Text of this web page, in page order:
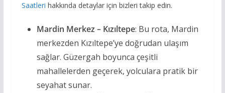
Saatleri hakkında detaylar için bizleri takip edin.
Mardin Merkez – Kızıltepe: Bu rota, Mardin
merkezden Kızıltepe’ye doğrudan ulaşım
sağlar. Güzergah boyunca çeşitli
mahallelerden geçerek, yolculara pratik bir
seyahat sunar.